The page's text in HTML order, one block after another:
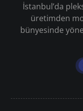
İstanbul’da
üretimden
bünyesinde